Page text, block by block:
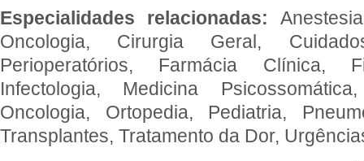
Especialidades relacionadas:
Oncologia, Cirurgia Geral,
Perioperatórios, Farmácia Clínica,
Infectologia, Medicina
Oncologia, Ortopedia, Pediatria,
Transplantes, Tratamento da Dor,